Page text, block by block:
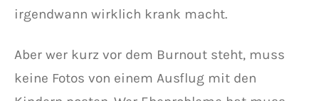
irgendwann wirklich krank macht.
Aber wer kurz vor dem Burnout steht, muss
keine Fotos von einem Ausflug mit den